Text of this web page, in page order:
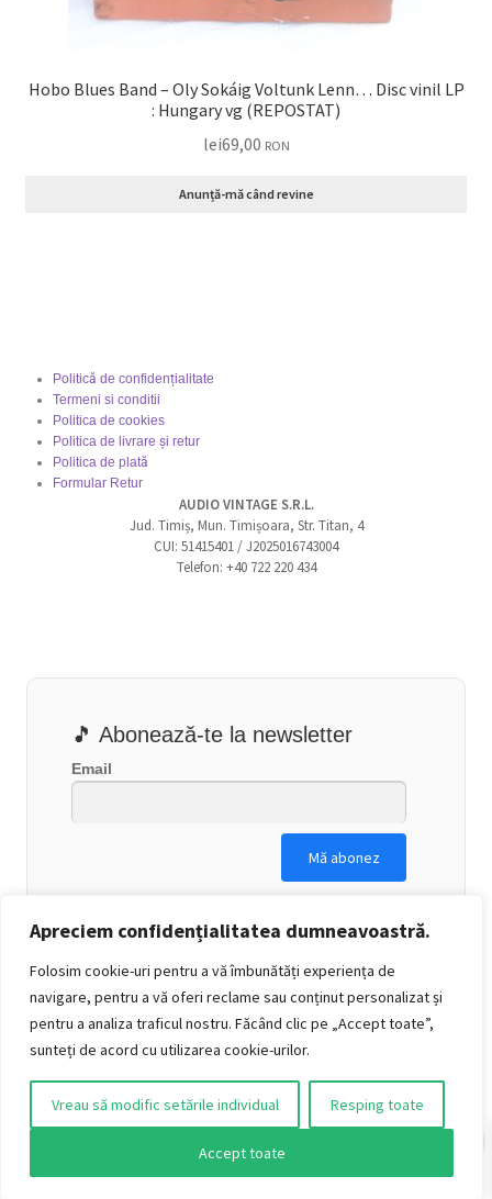
Apreciem confidențialitatea dumneavoastră.
Folosim cookie-uri pentru a vă îmbunătăți experiența de
navigare, pentru a vă oferi reclame sau conținut personalizat și
pentru a analiza traficul nostru. Făcând clic pe „Accept toate”,
sunteți de acord cu utilizarea cookie-urilor.
Vreau să modific setările individual Resping toate
Accept toate
Hobo Blues Band – Oly Sokáig Voltunk Lenn… Disc vinil LP
: Hungary vg (REPOSTAT)
lei69,00 RON
Anunță-mă când revine
Politică de confidențialitate
Termeni si conditii
Politica de cookies
Politica de livrare și retur
Politica de plată
Formular Retur
AUDIO VINTAGE S.R.L.
Jud. Timiș, Mun. Timișoara, Str. Titan, 4
CUI: 51415401 / J2025016743004
Telefon: +40 722 220 434
🎵 Abonează-te la newsletter
Email
0